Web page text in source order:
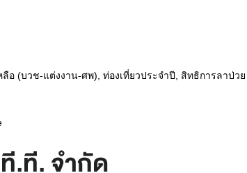
ลือ (บวช-แต่งงาน-ศพ), ท่องเที่ยวประจำปี, สิทธิการลาป่
.ที. จำกัด